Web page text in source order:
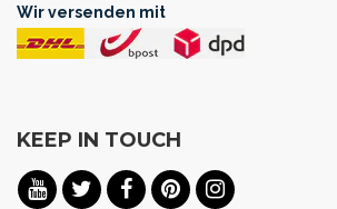
Wir versenden mit
KEEP IN TOUCH